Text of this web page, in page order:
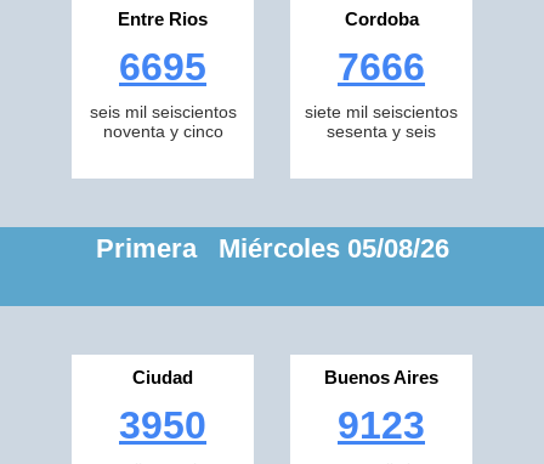
Entre Rios
6695
seis mil seiscientos
noventa y cinco
Cordoba
7666
siete mil seiscientos
sesenta y seis
Primera Miércoles 05/08/26
Ciudad
3950
Buenos Aires
9123